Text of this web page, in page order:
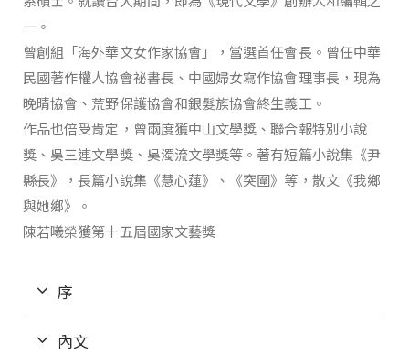
一。
曾創組「海外華文女作家協會」，當選首任會長。曾任中華
民國著作權人協會祕書長、中國婦女寫作協會理事長，現為
晚晴協會、荒野保護協會和銀髮族協會終生義工。
作品也倍受肯定，曾兩度獲中山文學獎、聯合報特別小說
獎、吳三連文學獎、吳濁流文學獎等。著有短篇小說集《尹
縣長》，長篇小說集《慧心蓮》、《突圍》等，散文《我鄉
與她鄉》。
陳若曦榮獲第十五屆國家文藝獎
序
內文